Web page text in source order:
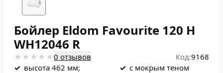
Бойлер Eldom Favourite 120 H
WH12046 R
0 отзывов Код:9168
✓ высота 462 мм;
✓ с мокрым теном